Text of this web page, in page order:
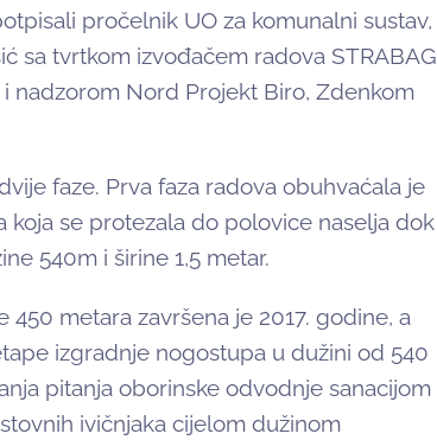
pročelnik UO za komunalni sustav,
sa tvrtkom izvođačem radova STRABAG
nadzorom Nord Projekt Biro, Zdenkom
faze. Prva faza radova obuhvaćala je
se protezala do polovice naselja dok
540m i širine 1,5 metar.
metara završena je 2017. godine, a
izgradnje nogostupa u dužini od 540
pitanja oborinske odvodnje sanacijom
ivičnjaka cijelom dužinom